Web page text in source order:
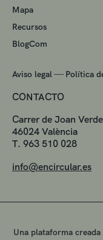
Mapa
Recursos
BlogCom
Aviso legal — Política
CONTACTO
Carrer de Joan
46024 València
T. 963 510 028
info@encircular.es
Una plataforma